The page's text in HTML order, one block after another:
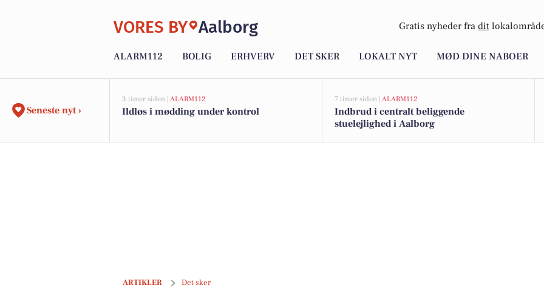
VORES BY Aalborg Gratis nyheder fra dit
ALARM112 BOLIG ERHVERV DET SKER LOKALT NYT MØD DINE NABOER
Seneste nyt ›
3 timer siden | ALARM112
Ildløs i mødding under kontrol
7 timer siden | ALARM112
Indbrud i centralt beliggende
stuelejlighed i Aalborg
ARTIKLER Det sker
To spændende aftener på Club Moonlight i Aalborg